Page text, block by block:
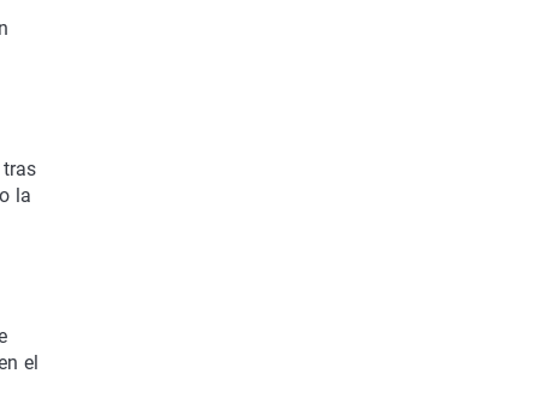
la
el